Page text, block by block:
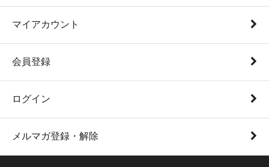
マイアカウント
会員登録
ログイン
メルマガ登録・解除